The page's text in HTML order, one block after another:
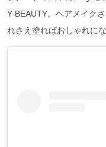
Y BEAUTY。ヘアメイク
れさえ塗ればおしゃれに